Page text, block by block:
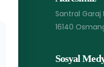
Santral Garaj
16140
Sosyal